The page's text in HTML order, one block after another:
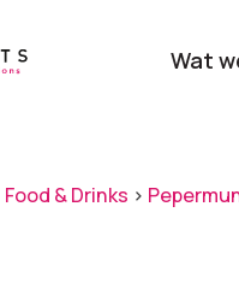
Wat
Food & Drinks >